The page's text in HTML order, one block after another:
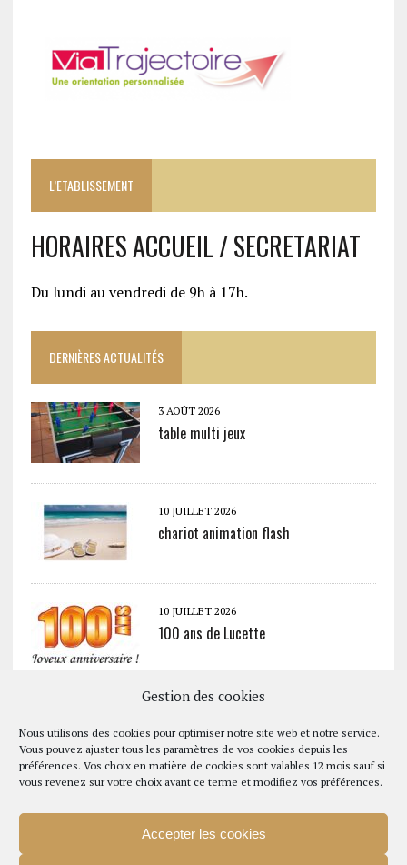
Gestion des cookies
Nous utilisons des cookies pour optimiser notre site web et notre service.
Vous pouvez ajuster tous les paramètres de vos cookies depuis les
préférences. Vos choix en matière de cookies sont valables 12 mois sauf si
vous revenez sur votre choix avant ce terme et modifiez vos préférences.
Accepter les cookies
L’ETABLISSEMENT
HORAIRES ACCUEIL / SECRETARIAT
Du lundi au vendredi de 9h à 17h.
DERNIÈRES ACTUALITÉS
3 AOÛT 2026
table multi jeux
10 JUILLET 2026
chariot animation flash
10 JUILLET 2026
100 ans de Lucette
Tour AURA (Auvergne Rhône Alpes)
7 JUILLET 2026
MENU DU 27 JUILLET AU 2 AOUT 2026